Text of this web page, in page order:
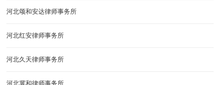
河北颂和安达律师事务所
河北红安律师事务所
河北久天律师事务所
河北冀和律师事务所